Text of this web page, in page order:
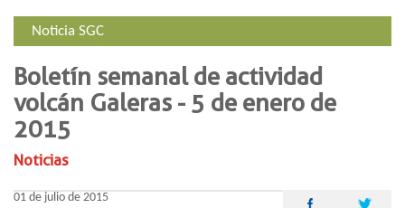
Noticia SGC
Boletín semanal de actividad
volcán Galeras - 5 de enero de
2015
Noticias
01 de julio de 2015